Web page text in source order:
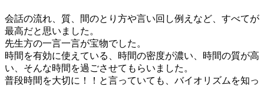
会話の流れ、質、間のとり方や言い回し例えなど、すべてが
最高だと思いました。
先生方の一言一言が宝物でした。
時間を有効に使えている、時間の密度が濃い、時間の質が高
い、そんな時間を過ごさせてもらいました。
普段時間を大切に！！と言っていても、バイオリズムを知っ